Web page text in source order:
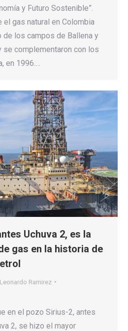
y Futuro Sostenible”.
el gas natural en Colombia
de los campos de Ballena y
se complementaron con los
en 1996.…
Uchuva 2, es la
gas en la historia de
Leonardo Ramirez
en el pozo Sirius-2, antes
2, se hizo el mayor